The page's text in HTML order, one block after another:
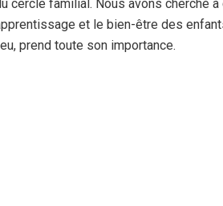
familial. Nous avons cherché
et le bien-être des
prend toute son importance.